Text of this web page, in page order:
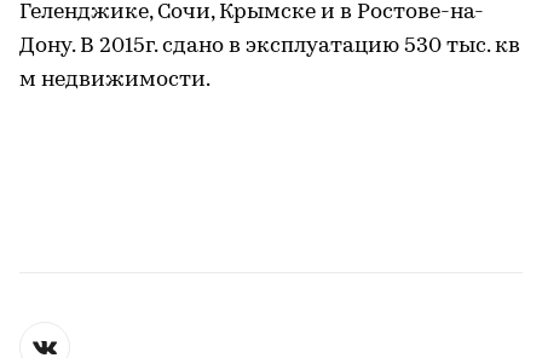
Геленджике, Сочи, Крымске и в Ростове-на-
Дону. В 2015г. сдано в эксплуатацию 530 тыс. кв
м недвижимости.